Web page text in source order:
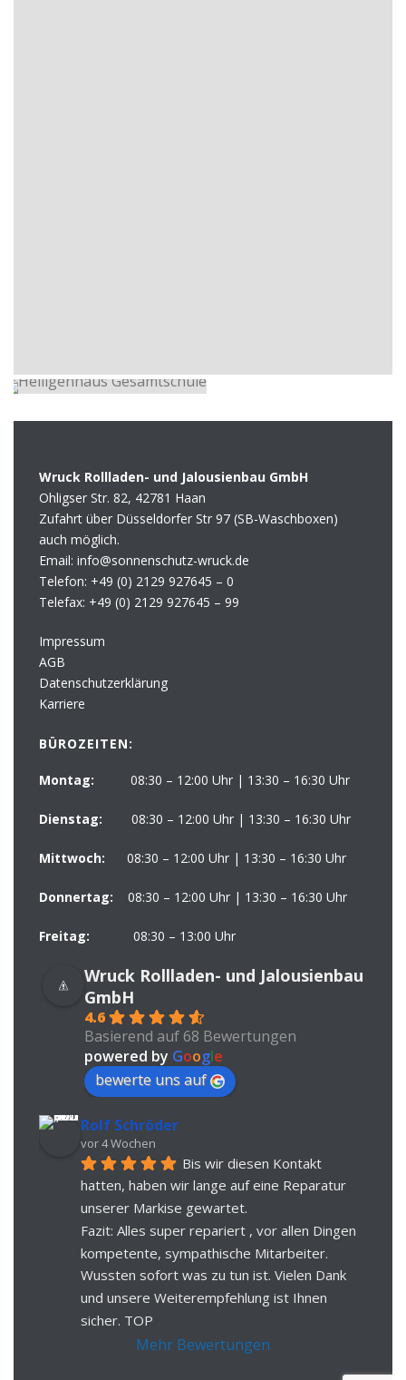
Wruck Rollladen- und Jalousienbau GmbH
Ohligser Str. 82, 42781 Haan
Zufahrt über Düsseldorfer Str 97 (SB-Waschboxen)
auch möglich.
Email: info@sonnenschutz-wruck.de
Telefon: +49 (0) 2129 927645 – 0
Telefax: +49 (0) 2129 927645 – 99
Impressum
AGB
Datenschutzerklärung
Karriere
BÜROZEITEN:
Montag: 08:30 – 12:00 Uhr | 13:30 – 16:30 Uhr
Dienstag: 08:30 – 12:00 Uhr | 13:30 – 16:30 Uhr
Mittwoch: 08:30 – 12:00 Uhr | 13:30 – 16:30 Uhr
Donnertag: 08:30 – 12:00 Uhr | 13:30 – 16:30 Uhr
Freitag: 08:30 – 13:00 Uhr
Wruck Rollladen- und Jalousienbau
GmbH
4.6
Basierend auf 68 Bewertungen
powered by Google
bewerte uns auf
Rolf Schröder
vor 4 Wochen
Bis wir diesen Kontakt
hatten, haben wir lange auf eine Reparatur
unserer Markise gewartet.
Fazit: Alles super repariert , vor allen Dingen
kompetente, sympathische Mitarbeiter.
Wussten sofort was zu tun ist. Vielen Dank
und unsere Weiterempfehlung ist Ihnen
sicher. TOP
Mehr Bewertungen